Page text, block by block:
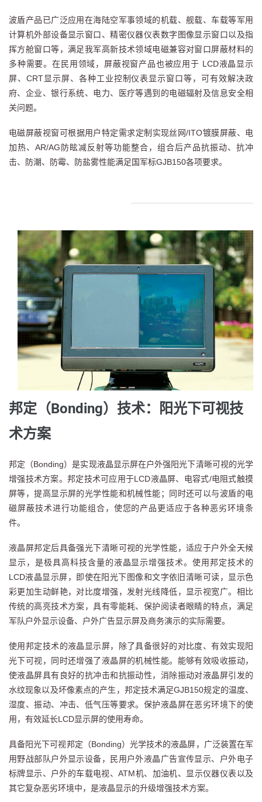
波盾产品已广泛应用在海陆空军事领域的机载、舰载、车载等军用
计算机外部设备显示窗口、精密仪器仪表数字图像显示窗口以及指
挥方舱窗口等，满足我军高新技术领域电磁兼容对窗口屏蔽材料的
多种需要。在民用领域，屏蔽视窗产品也被应用于 LCD液晶显示
屏、CRT显示屏、各种工业控制仪表显示窗口等，可有效解决政
府、企业、银行系统、电力、医疗等遇到的电磁辐射及信息安全相
关问题。
电磁屏蔽视窗可根据用户特定需求定制实现丝网/ITO镀膜屏蔽、电
加热、AR/AG防眩减反射等功能整合，组合后产品抗振动、抗冲
击、防潮、防霉、防盐雾性能满足国军标GJB150各项要求。
邦定（Bonding）技术：阳光下可视技
术方案
邦定（Bonding）是实现液晶显示屏在户外强阳光下清晰可视的光学
增强技术方案。邦定技术可应用于LCD液晶屏、电容式/电阻式触摸
屏等，提高显示屏的光学性能和机械性能；同时还可以与波盾的电
磁屏蔽技术进行功能组合，使您的产品更适应于各种恶劣环境条
件。
液晶屏邦定后具备强光下清晰可视的光学性能，适应于户外全天候
显示，是极具高科技含量的液晶显示增强技术。使用邦定技术的
LCD液晶显示屏，即使在阳光下图像和文字依旧清晰可读，显示色
彩更加生动鲜艳，对比度增强，发射光线降低，显示视宽广。相比
传统的高亮技术方案，具有零能耗、保护阅读者眼睛的特点，满足
军队户外显示设备、户外广告显示屏及商务演示的实际需要。
使用邦定技术的液晶显示屏，除了具备很好的对比度、有效实现阳
光下可视，同时还增强了液晶屏的机械性能。能够有效吸收振动，
使液晶屏具有良好的抗冲击和抗振动性，消除振动对液晶屏引发的
水纹现象以及坏像素点的产生，邦定技术满足GJB150规定的温度、
湿度、振动、冲击、低气压等要求。保护液晶屏在恶劣环境下的使
用，有效延长LCD显示屏的使用寿命。
具备阳光下可视邦定（Bonding）光学技术的液晶屏，广泛装置在军
用野战部队户外显示设备，民用户外液晶广告宣传显示、户外电子
标牌显示、户外的车载电视、ATM机、加油机、显示仪器仪表以及
其它复杂恶劣环境中，是液晶显示的升级增强技术方案。